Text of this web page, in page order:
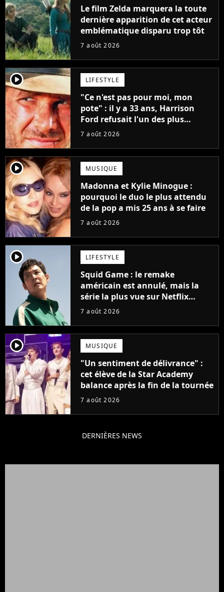
Le film Zelda marquera la toute
dernière apparition de cet acteur
emblématique disparu trop tôt
7 août 2026
player2 LIFESTYLE
"Ce n'est pas pour moi, mon
pote" : il y a 33 ans, Harrison
Ford refusait l'un des plus
grands succès de tous les temps
7 août 2026
player2 MUSIQUE
Madonna et Kylie Minogue :
pourquoi le duo le plus attendu
de la pop a mis 25 ans à se faire
7 août 2026
player2 LIFESTYLE
Squid Game : le remake
américain est annulé, mais la
série la plus vue sur Netflix
pourrait avoir une version
7 août 2026
player2 MUSIQUE
"Un sentiment de délivrance" :
cet élève de la Star Academy
balance après la fin de la tournée
7 août 2026
DERNIÈRES NEWS